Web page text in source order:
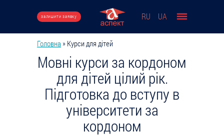
залишити заявку RU UA
Ви є тут
Головна » Курси для дітей
Мовні курси за кордоном
для дітей цілий рік.
Підготовка до вступу в
університети за
кордоном